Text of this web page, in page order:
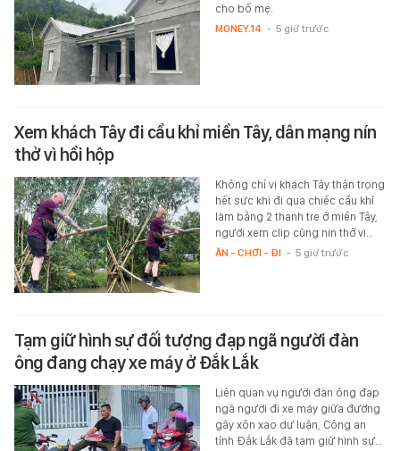
cho bố mẹ.
MONEY.14 - 5 giờ trước
Xem khách Tây đi cầu khỉ miền Tây, dân mạng nín
thở vì hồi hộp
Không chỉ vị khách Tây thận trọng
hết sức khi đi qua chiếc cầu khỉ
làm bằng 2 thanh tre ở miền Tây,
người xem clip cũng nín thở vì…
ĂN - CHƠI - ĐI - 5 giờ trước
Tạm giữ hình sự đối tượng đạp ngã người đàn
ông đang chạy xe máy ở Đắk Lắk
Liên quan vụ người đàn ông đạp
ngã người đi xe máy giữa đường
gây xôn xao dư luận, Công an
tỉnh Đắk Lắk đã tạm giữ hình sự…